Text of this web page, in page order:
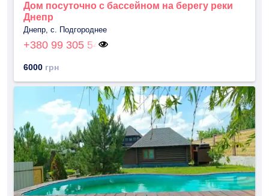
Дом посуточно с бассейном на берегу реки
Днепр
Днепр, с. Подгороднее
+380 99 305 54
6000 грн